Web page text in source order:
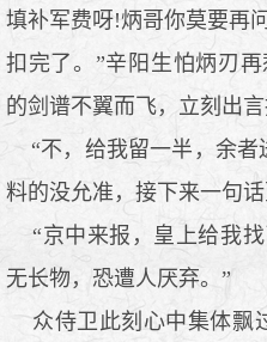
填补军费呀!炳哥你莫要再
扣完了。”辛阳生怕炳刃
的剑谱不翼而飞，立刻出言
“不，给我留一半，余者
料的没允准，接下来一句话
“京中来报，皇上给我找
无长物，恐遭人厌弃。”
众侍卫此刻心中集体飘